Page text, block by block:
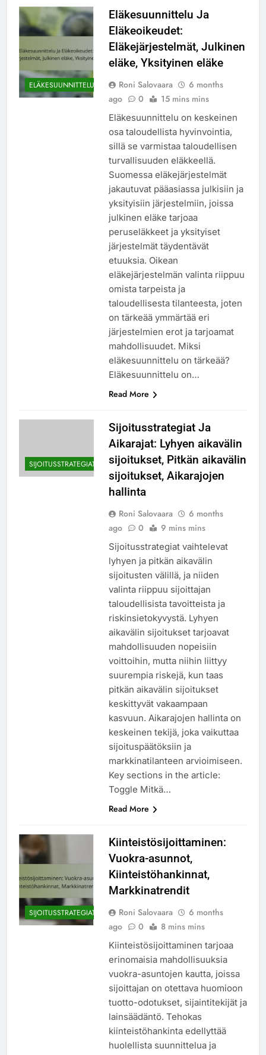
ELÄKESUUNNITTELU
Eläkesuunnittelu Ja
Eläkeoikeudet:
Eläkejärjestelmät, Julkinen
eläke, Yksityinen eläke
Roni Salovaara
6 months
ago
0 15 mins mins
Eläkesuunnittelu on keskeinen
osa taloudellista hyvinvointia,
sillä se varmistaa taloudellisen
turvallisuuden eläkkeellä.
Suomessa eläkejärjestelmät
jakautuvat pääasiassa julkisiin ja
yksityisiin järjestelmiin, joissa
julkinen eläke tarjoaa
peruseläkkeet ja yksityiset
järjestelmät täydentävät
etuuksia. Oikean
eläkejärjestelmän valinta riippuu
omista tarpeista ja
taloudellisesta tilanteesta, joten
on tärkeää ymmärtää eri
järjestelmien erot ja tarjoamat
mahdollisuudet. Miksi
eläkesuunnittelu on tärkeää?
Eläkesuunnittelu on…
Read More
SIJOITUSSTRATEGIAT
Sijoitusstrategiat Ja
Aikarajat: Lyhyen aikavälin
sijoitukset, Pitkän aikavälin
sijoitukset, Aikarajojen
hallinta
Roni Salovaara
6 months
ago
0 9 mins mins
Sijoitusstrategiat vaihtelevat
lyhyen ja pitkän aikavälin
sijoitusten välillä, ja niiden
valinta riippuu sijoittajan
taloudellisista tavoitteista ja
riskinsietokyvystä. Lyhyen
aikavälin sijoitukset tarjoavat
mahdollisuuden nopeisiin
voittoihin, mutta niihin liittyy
suurempia riskejä, kun taas
pitkän aikavälin sijoitukset
keskittyvät vakaampaan
kasvuun. Aikarajojen hallinta on
keskeinen tekijä, joka vaikuttaa
sijoituspäätöksiin ja
markkinatilanteen arvioimiseen.
Key sections in the article:
Toggle Mitkä…
Read More
SIJOITUSSTRATEGIAT
Kiinteistösijoittaminen:
Vuokra-asunnot,
Kiinteistöhankinnat,
Markkinatrendit
Roni Salovaara
6 months
ago
0 8 mins mins
Kiinteistösijoittaminen tarjoaa
erinomaisia mahdollisuuksia
vuokra-asuntojen kautta, joissa
sijoittajan on otettava huomioon
tuotto-odotukset, sijaintitekijät ja
lainsäädäntö. Tehokas
kiinteistöhankinta edellyttää
huolellista suunnittelua ja